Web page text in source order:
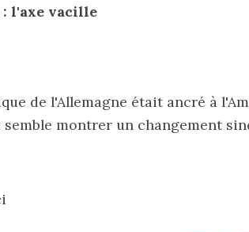
l'axe vacille
de l'Allemagne était ancré à
montrer un changement